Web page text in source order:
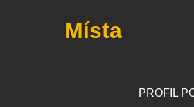
Místa
PROFIL